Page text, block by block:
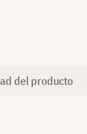
del producto